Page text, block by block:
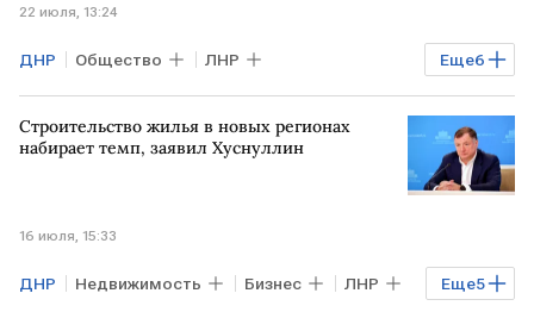
22 июля, 13:24
Еще6
ДНР Общество ЛНР
Херсонская область УКРАИНА
Госдума Авто РОССИЯ
Строительство жилья в новых регионах
набирает темп, заявил Хуснуллин
16 июля, 15:33
Еще5
ДНР Недвижимость Бизнес ЛНР